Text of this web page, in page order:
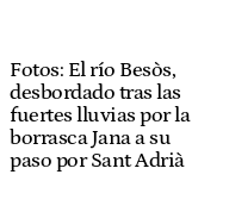
Fotos: El río Besòs,
desbordado tras las
fuertes lluvias por la
borrasca Jana a su
paso por Sant Adrià